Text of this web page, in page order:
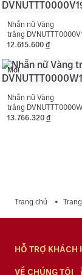
vàng.
Nhẫn nữ Vàng
trắng
12.615.600 đ
Mới
Nhẫn nữ Vàng
trắng
13.766.320 đ
Trang chủ
HỖ TRỢ KHÁCH
Hỏi & Đáp
VỀ CHÚNG TÔI